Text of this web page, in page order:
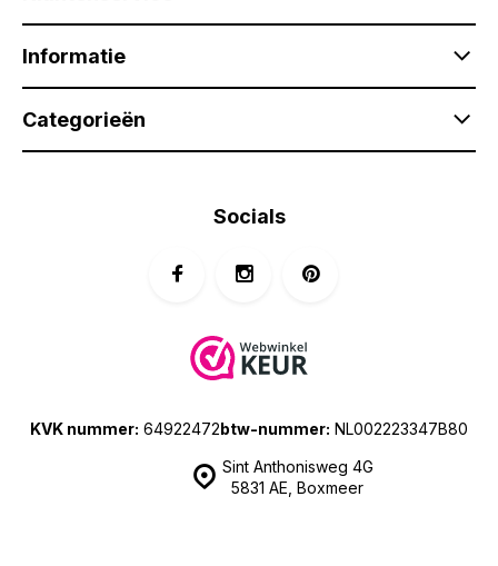
Informatie
Categorieën
Sint Anthonisweg 4G
5831 AE, Boxmeer
KVK nummer: 64922472btw-nummer: NL002223347B80
Socials